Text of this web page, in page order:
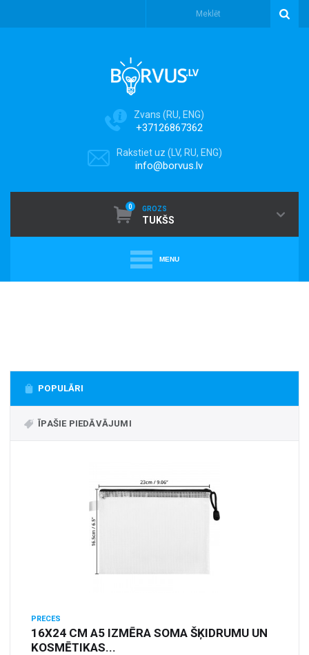
Zvans (RU, ENG)
+37126867362
Rakstiet uz (LV, RU, ENG)
info@borvus.lv
0 GROZS
TUKŠS
MENU
+
CITS
+
DĀRZA TEHNIKA
POPULĀRI
ĪPAŠIE PIEDĀVĀJUMI
PRECES
16X24 CM A5 IZMĒRA SOMA ŠĶIDRUMU UN
KOSMĒTIKAS...